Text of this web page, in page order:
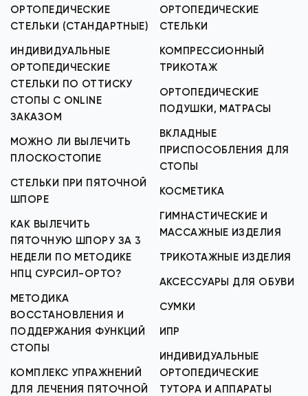
ОРТОПЕДИЧЕСКИЕ
СТЕЛЬКИ (СТАНДАРТНЫЕ)
ИНДИВИДУАЛЬНЫЕ
ОРТОПЕДИЧЕСКИЕ
СТЕЛЬКИ ПО ОТТИСКУ
СТОПЫ С ONLINE
ЗАКАЗОМ
МОЖНО ЛИ ВЫЛЕЧИТЬ
ПЛОСКОСТОПИЕ
СТЕЛЬКИ ПРИ ПЯТОЧНОЙ
ШПОРЕ
КАК ВЫЛЕЧИТЬ
ПЯТОЧНУЮ ШПОРУ ЗА 3
НЕДЕЛИ ПО МЕТОДИКЕ
НПЦ СУРСИЛ-ОРТО?
МЕТОДИКА
ВОССТАНОВЛЕНИЯ И
ПОДДЕРЖАНИЯ ФУНКЦИЙ
СТОПЫ
КОМПЛЕКС УПРАЖНЕНИЙ
ДЛЯ ЛЕЧЕНИЯ ПЯТОЧНОЙ
ОРТОПЕДИЧЕСКИЕ
СТЕЛЬКИ
КОМПРЕССИОННЫЙ
ТРИКОТАЖ
ОРТОПЕДИЧЕСКИЕ
ПОДУШКИ, МАТРАСЫ
ВКЛАДНЫЕ
ПРИСПОСОБЛЕНИЯ ДЛЯ
СТОПЫ
КОСМЕТИКА
ГИМНАСТИЧЕСКИЕ И
МАССАЖНЫЕ ИЗДЕЛИЯ
ТРИКОТАЖНЫЕ ИЗДЕЛИЯ
АКСЕССУАРЫ ДЛЯ ОБУВИ
СУМКИ
ИПР
ИНДИВИДУАЛЬНЫЕ
ОРТОПЕДИЧЕСКИЕ
ТУТОРА И АППАРАТЫ